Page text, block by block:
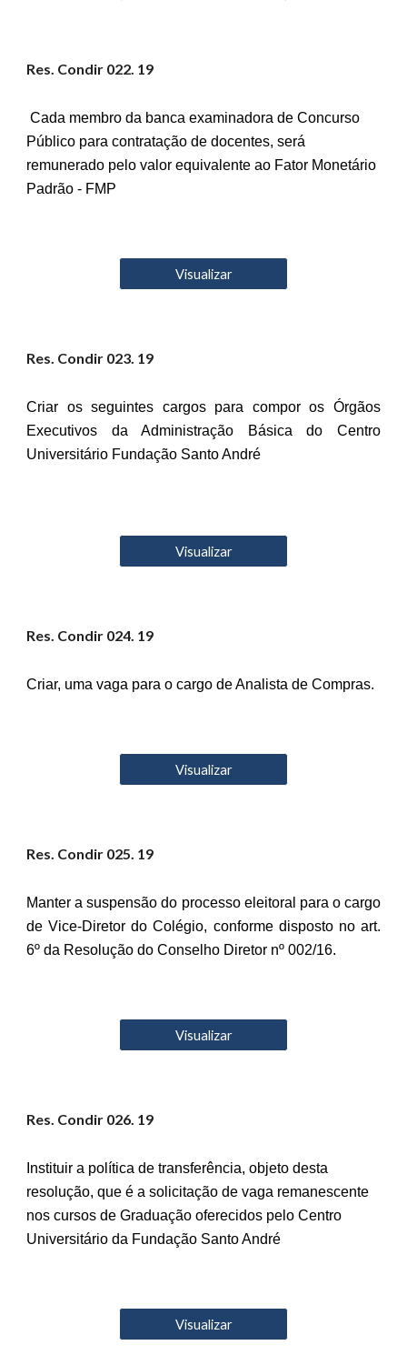
Res. Condir 022. 19
Cada membro da banca examinadora de Concurso
Público para contratação de docentes, será
remunerado pelo valor equivalente ao Fator Monetário
Padrão - FMP
Visualizar
Res. Condir 023. 19
Criar os seguintes cargos para compor os Órgãos
Executivos da Administração Básica do Centro
Universitário Fundação Santo André
Visualizar
Res. Condir 024. 19
Criar, uma vaga para o cargo de Analista de Compras.
Visualizar
Res. Condir 025. 19
Manter a suspensão do processo eleitoral para o cargo
de Vice-Diretor do Colégio, conforme disposto no art.
6º da Resolução do Conselho Diretor nº 002/16.
Visualizar
Res. Condir 026. 19
Instituir a política de transferência, objeto desta
resolução, que é a solicitação de vaga remanescente
nos cursos de Graduação oferecidos pelo Centro
Universitário da Fundação Santo André
Visualizar